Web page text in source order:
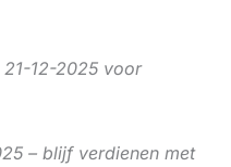
12-2025 voor
– blijf verdienen met